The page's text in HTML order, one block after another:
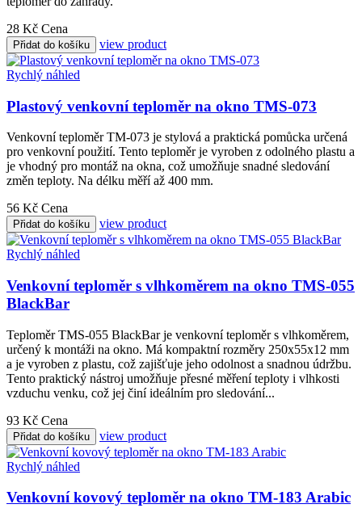
28 Kč Cena
Přidat do košíku view product
Rychlý náhled
Plastový venkovní teploměr na okno TMS-073
Venkovní teploměr TM-073 je stylová a praktická pomůcka určená
pro venkovní použití. Tento teploměr je vyroben z odolného plastu a
je vhodný pro montáž na okna, což umožňuje snadné sledování
změn teploty. Na délku měří až 400 mm.
56 Kč Cena
Přidat do košíku view product
Rychlý náhled
Venkovní teploměr s vlhkoměrem na okno TMS-055
BlackBar
Teploměr TMS-055 BlackBar je venkovní teploměr s vlhkoměrem,
určený k montáži na okno. Má kompaktní rozměry 250x55x12 mm
a je vyroben z plastu, což zajišťuje jeho odolnost a snadnou údržbu.
Tento praktický nástroj umožňuje přesné měření teploty i vlhkosti
vzduchu venku, což jej činí ideálním pro sledování...
93 Kč Cena
Přidat do košíku view product
Rychlý náhled
Venkovní kovový teploměr na okno TM-183 Arabic